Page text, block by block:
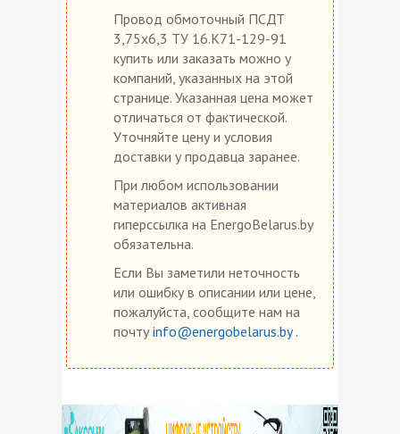
Провод обмоточный ПСДТ
3,75х6,3 ТУ 16.К71-129-91
купить или заказать можно у
компаний, указанных на этой
странице. Указанная цена может
отличаться от фактической.
Уточняйте цену и условия
доставки у продавца заранее.
При любом использовании
материалов активная
гиперссылка на EnergoBelarus.by
обязательна.
Если Вы заметили неточность
или ошибку в описании или цене,
пожалуйста, сообщите нам на
почту info@energobelarus.by.